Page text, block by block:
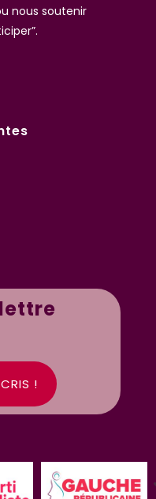
nous soutenir
!